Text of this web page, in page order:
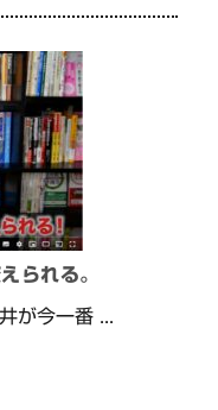
られる。
が今一番 ...